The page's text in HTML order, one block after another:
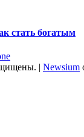
стать богатым
| Newsium